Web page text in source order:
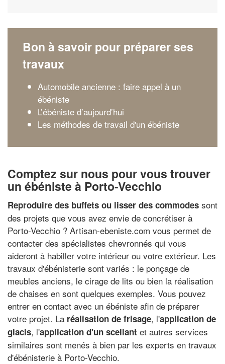
Bon à savoir pour préparer ses
travaux
Automobile ancienne : faire appel à un
ébéniste
L’ébéniste d’aujourd’hui
Les méthodes de travail d'un ébéniste
Comptez sur nous pour vous trouver
un ébéniste à Porto-Vecchio
Reproduire des buffets ou lisser des commodes sont
des projets que vous avez envie de concrétiser à
Porto-Vecchio ? Artisan-ebeniste.com vous permet de
contacter des spécialistes chevronnés qui vous
aideront à habiller votre intérieur ou votre extérieur. Les
travaux d'ébénisterie sont variés : le ponçage de
meubles anciens, le cirage de lits ou bien la réalisation
de chaises en sont quelques exemples. Vous pouvez
entrer en contact avec un ébéniste afin de préparer
votre projet. La réalisation de frisage, l'application de
glacis, l'application d'un scellant et autres services
similaires sont menés à bien par les experts en travaux
d'ébénisterie à Porto-Vecchio.